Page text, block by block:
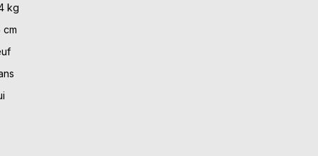
kg
cm